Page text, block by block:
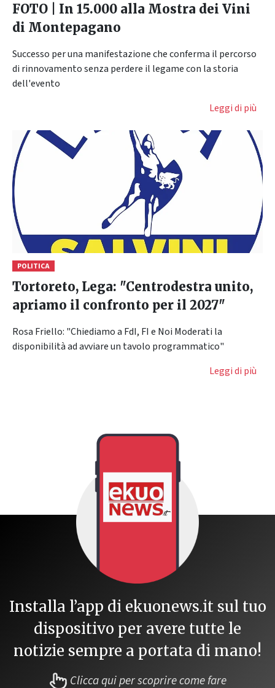
FOTO | In 15.000 alla Mostra dei Vini
di Montepagano
Successo per una manifestazione che conferma il percorso
di rinnovamento senza perdere il legame con la storia
dell'evento
Leggi di più
POLITICA
Tortoreto, Lega: "Centrodestra unito,
apriamo il confronto per il 2027"
Rosa Friello: "Chiediamo a FdI, FI e Noi Moderati la
disponibilità ad avviare un tavolo programmatico"
Leggi di più
Installa l’app di ekuonews.it sul tuo
dispositivo per avere tutte le
notizie sempre a portata di mano!
Clicca qui per scoprire come fare